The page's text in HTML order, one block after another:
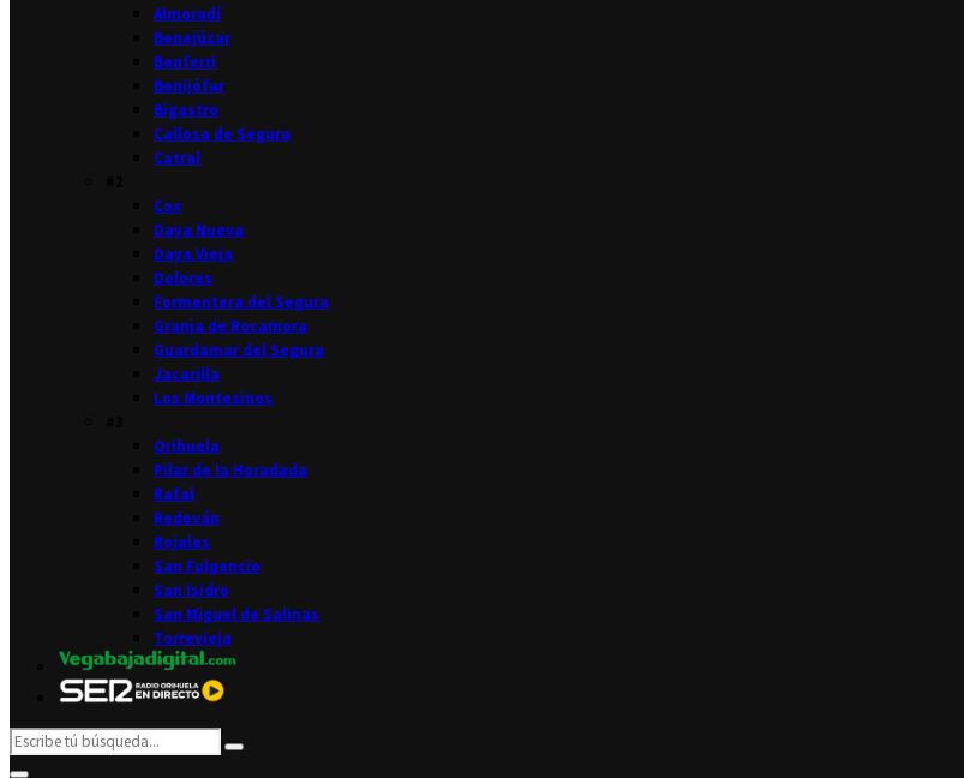
Almoradí
Benejúzar
Benferri
Benijófar
Bigastro
Callosa de Segura
Catral
Cox
Daya Nueva
Daya Vieja
Dolores
Formentera del Segura
Granja de Rocamora
Guardamar del Segura
Jacarilla
Los Montesinos
Orihuela
Pilar de la Horadada
Rafal
Redován
Rojales
San Fulgencio
San Isidro
San Miguel de Salinas
Torrevieja
Search
for:
Search